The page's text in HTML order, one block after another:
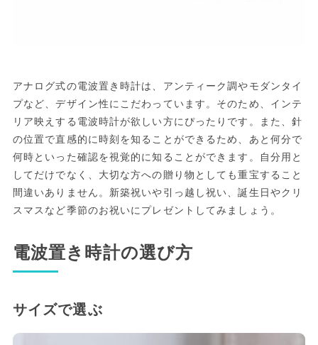
アナログ式の電波置き時計は、アンティーク調やモダンタイ
プなど、デザイン性にこだわっています。そのため、インテ
リア映えする電波時計が欲しい方にぴったりです。また、針
の位置で直感的に時刻を知ることができるため、あと何分で
何時といった確認を視覚的に知ることができます。自分用と
してだけでなく、大切な方への贈り物としても重宝すること
間違いありません。新築祝いや引っ越し祝い、誕生日やクリ
スマスなど季節のお祝いにプレゼントしてみましょう。
電波置き時計の選び方
サイズで選ぶ